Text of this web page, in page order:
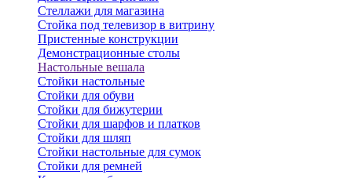
Стеллажи для магазина
Стойка под телевизор в витрину
Пристенные конструкции
Демонстрационные столы
Настольные вешала
Стойки настольные
Стойки для обуви
Стойки для бижутерии
Стойки для шарфов и платков
Стойки для шляп
Стойки настольные для сумок
Стойки для ремней